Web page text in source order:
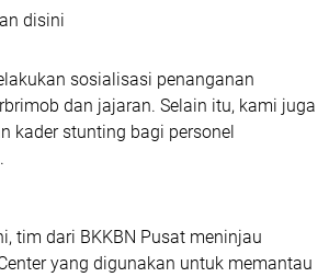
disini
sosialisasi penanganan
dan jajaran. Selain itu, kami juga
kader stunting bagi personel
tim dari BKKBN Pusat meninjau
yang digunakan untuk memantau